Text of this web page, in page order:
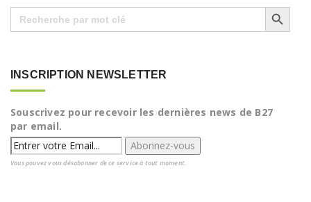
Search
for:
Search Button
INSCRIPTION NEWSLETTER
Souscrivez pour recevoir les dernières news de B27
par email.
Vous pouvez vous désabonner de ce service à tout moment.